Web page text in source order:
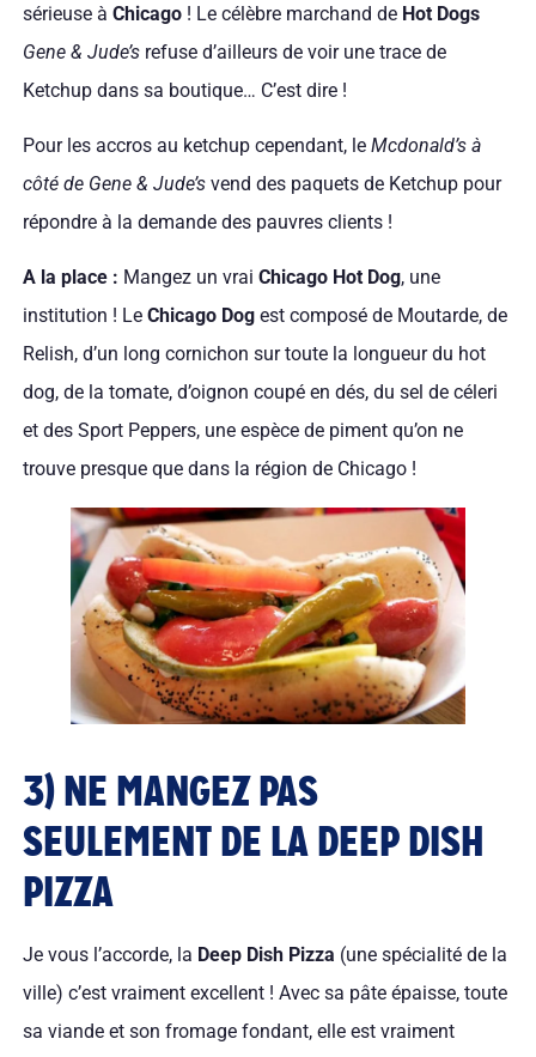
sérieuse à Chicago! Le célèbre marchand de Hot Dogs
Gene & Jude’srefuse d’ailleurs de voir une trace de
Ketchup dans sa boutique… C’est dire !
Pour les accros au ketchup cependant, le Mcdonald’s à
côté de Gene & Jude’svend des paquets de Ketchup pour
répondre à la demande des pauvres clients !
A la place : Mangez un vrai Chicago Hot Dog, une
institution ! Le Chicago Dogest composé de Moutarde, de
Relish, d’un long cornichon sur toute la longueur du hot
dog, de la tomate, d’oignon coupé en dés, du sel de céleri
et des Sport Peppers, une espèce de piment qu’on ne
trouve presque que dans la région de Chicago !
3) NE MANGEZ PAS
SEULEMENT DE LA DEEP DISH
PIZZA
Je vous l’accorde, la Deep Dish Pizza (une spécialité de la
ville) c’est vraiment excellent ! Avec sa pâte épaisse, toute
sa viande et son fromage fondant, elle est vraiment